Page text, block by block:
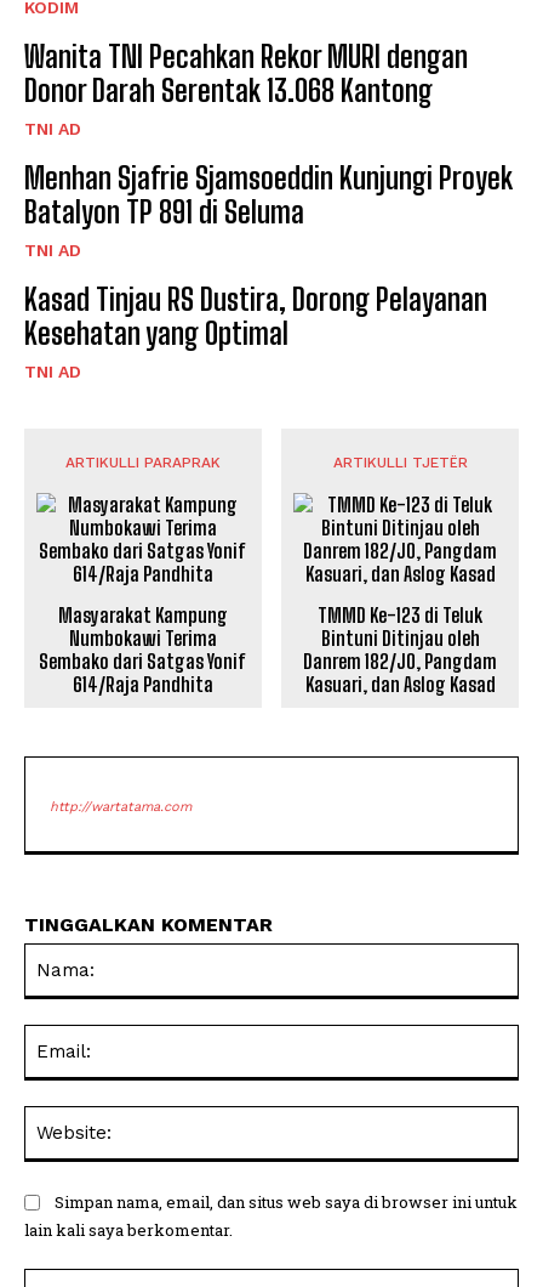
KODIM
Wanita TNI Pecahkan Rekor MURI dengan
Donor Darah Serentak 13.068 Kantong
TNI AD
Menhan Sjafrie Sjamsoeddin Kunjungi Proyek
Batalyon TP 891 di Seluma
TNI AD
Kasad Tinjau RS Dustira, Dorong Pelayanan
Kesehatan yang Optimal
TNI AD
ARTIKULLI PARAPRAK
Masyarakat Kampung
Numbokawi Terima
Sembako dari Satgas Yonif
614/Raja Pandhita
ARTIKULLI TJETËR
TMMD Ke-123 di Teluk
Bintuni Ditinjau oleh
Danrem 182/JO, Pangdam
Kasuari, dan Aslog Kasad
http://wartatama.com
TINGGALKAN KOMENTAR
Simpan nama, email, dan situs web saya di browser ini untuk
lain kali saya berkomentar.